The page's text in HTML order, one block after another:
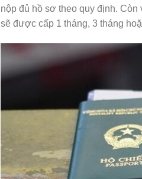
nộp đủ hồ sơ theo quy định.
sẽ được cấp 1 tháng, 3 tháng